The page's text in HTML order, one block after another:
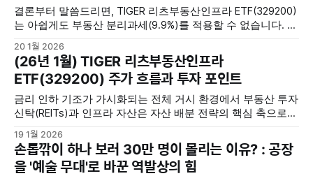
결론부터 말씀드리면, TIGER 리츠부동산인프라 ETF(329200)
는 아쉽게도 부동산 분리과세(9.9%)를 적용할 수 없습니다. 하
지만 대안은 있습니다. 끝까지 읽어보세요. 1. 소득세 개편 정
국에서 소외된 리츠, 잘 찾아보면 9.9% 특례도 적용가능하다
2025년 세제개편안의 핵심 화두인 '밸류업(Value-up) 기업 배
당소득 분리과세'가 자본시장을 뜨겁게 달구고 있습니다.
20 1월 2026
(26년 1월) TIGER 리츠부동산인프라
ETF(329200) 주가 흐름과 투자 포인트
금리 인하 기조가 가시화되는 전체 거시 환경에서 부동산 투자
신탁(REITs)과 인프라 자산은 자산 배분 전략의 핵심 축으로
부상하고 있습니다. 리츠는 실물 자산의 임대 수익을 바탕으로
배당을 지급하기 때문에 일반 배당주 대비 수익의 예측 가능성
이 탁월하며, 인플레이션 헤지 기능을 동시에 수행합니다. 특
히 국내 최초이자 최대 규모인 'TIGER 리츠부동산인프라 ETF&
19 1월 2026
손톱깎이 하나 보러 30만 명이 몰리는 이유? : 공장
을 '예술 무대'로 바꾼 역발상의 힘